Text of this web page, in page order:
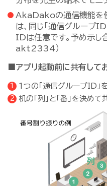
AkaDakoの通信機能を
は、同じ「通信グループ
IDは任意です。予め示し
akt2334）
■アプリ起動前に共有して
1つの「通信グループID
机の「列」と「番」を決めて